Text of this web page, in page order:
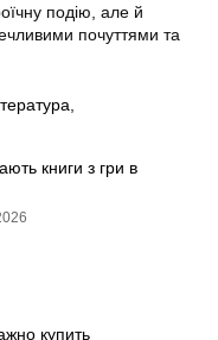
подію, але й
почуттями та
книги з гри в
купить